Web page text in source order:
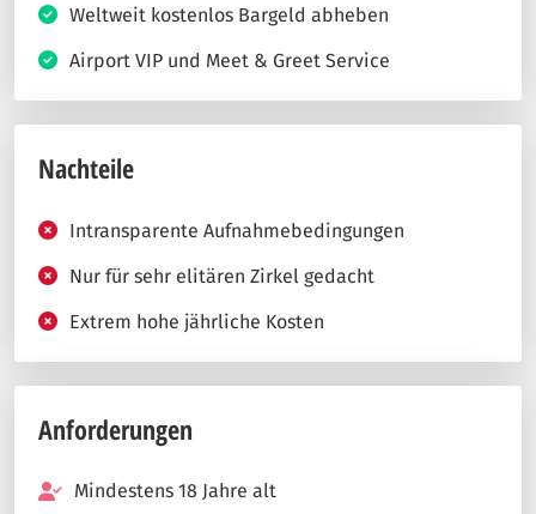
Weltweit kostenlos Bargeld abheben
Airport VIP und Meet & Greet Service
Nachteile
Intransparente Aufnahmebedingungen
Nur für sehr elitären Zirkel gedacht
Extrem hohe jährliche Kosten
Anforderungen
Mindestens 18 Jahre alt